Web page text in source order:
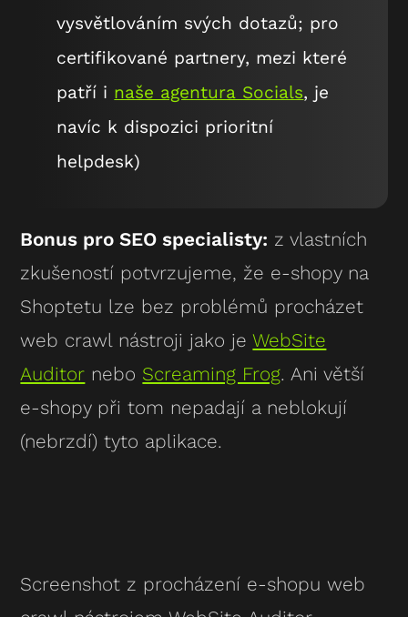
vysvětlováním svých dotazů; pro
certifikované partnery, mezi které
patří i naše agentura Socials, je
navíc k dispozici prioritní
helpdesk)
Bonus pro SEO specialisty: z vlastních
zkušeností potvrzujeme, že e-shopy na
Shoptetu lze bez problémů procházet
web crawl nástroji jako jeWebSite
Auditor nebo Screaming Frog. Ani větší
e-shopy při tom nepadají a neblokují
(nebrzdí) tyto aplikace.
Screenshot z procházení e-shopu web